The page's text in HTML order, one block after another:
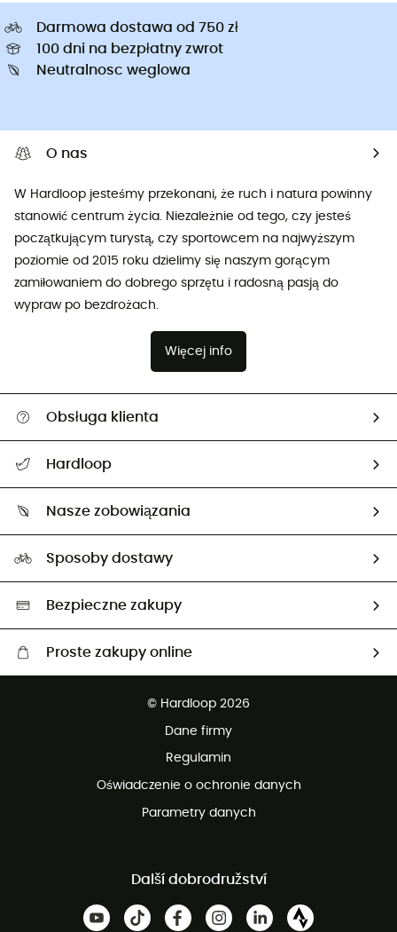
Darmowa dostawa od 750 zł
100 dni na bezpłatny zwrot
Neutralnosc weglowa
O nas
W Hardloop jesteśmy przekonani, że ruch i natura powinny
stanowić centrum życia. Niezależnie od tego, czy jesteś
początkującym turystą, czy sportowcem na najwyższym
poziomie od 2015 roku dzielimy się naszym gorącym
zamiłowaniem do dobrego sprzętu i radosną pasją do
wypraw po bezdrożach.
Więcej info
Obsługa klienta
Zwrot artykułów i zwrot środków
Hardloop
Ambasadorzy
Nasze zobowiązania
Wybrane produkty eko
Sposoby dostawy
Bezpieczne zakupy
Proste zakupy online
© Hardloop 2026
Dane firmy
Regulamin
Oświadczenie o ochronie danych
Parametry danych
Další dobrodružství